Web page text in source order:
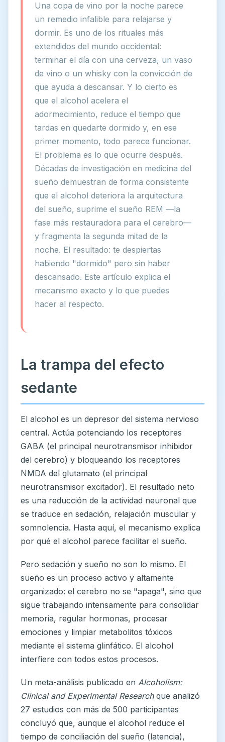
Una copa de vino por la noche parece
un remedio infalible para relajarse y
dormir. Es uno de los rituales más
extendidos del mundo occidental:
terminar el día con una cerveza, un vaso
de vino o un whisky con la convicción de
que ayuda a descansar. Y lo cierto es
que el alcohol acelera el
adormecimiento, reduce el tiempo que
tardas en quedarte dormido y, en ese
primer momento, todo parece funcionar.
El problema es lo que ocurre después.
Décadas de investigación en medicina del
sueño demuestran de forma consistente
que el alcohol deteriora la arquitectura
del sueño, suprime el sueño REM —la
fase más restauradora para el cerebro—
y fragmenta la segunda mitad de la
noche. El resultado: te despiertas
habiendo "dormido" pero sin haber
descansado. Este artículo explica el
mecanismo exacto y lo que puedes
hacer al respecto.
La trampa del efecto
sedante
El alcohol es un depresor del sistema nervioso
central. Actúa potenciando los receptores
GABA (el principal neurotransmisor inhibidor
del cerebro) y bloqueando los receptores
NMDA del glutamato (el principal
neurotransmisor excitador). El resultado neto
es una reducción de la actividad neuronal que
se traduce en sedación, relajación muscular y
somnolencia. Hasta aquí, el mecanismo explica
por qué el alcohol parece facilitar el sueño.
Pero sedación y sueño no son lo mismo. El
sueño es un proceso activo y altamente
organizado: el cerebro no se "apaga", sino que
sigue trabajando intensamente para consolidar
memoria, regular hormonas, procesar
emociones y limpiar metabolitos tóxicos
mediante el sistema glinfático. El alcohol
interfiere con todos estos procesos.
Un meta-análisis publicado en Alcoholism:
Clinical and Experimental Researchque analizó
27 estudios con más de 500 participantes
concluyó que, aunque el alcohol reduce el
tiempo de conciliación del sueño (latencia),